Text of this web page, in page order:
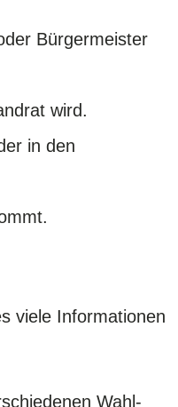
Bürgermeister
wird.
in den
viele Informationen
Wahl-